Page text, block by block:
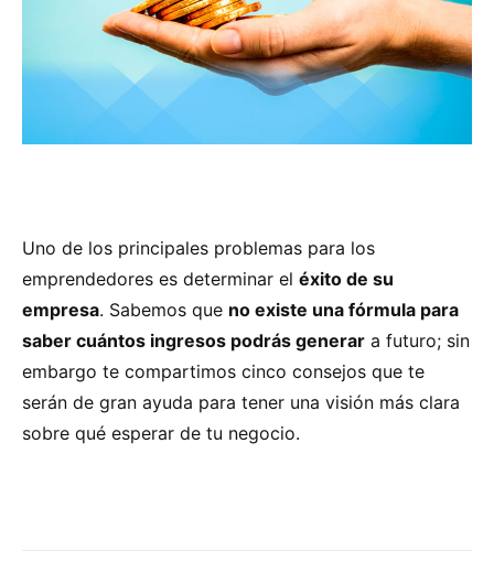
Uno de los principales problemas para los
emprendedores es determinar el éxito de su
empresa. Sabemos que no existe una fórmula para
saber cuántos ingresos podrás generar a futuro; sin
embargo te compartimos cinco consejos que te
serán de gran ayuda para tener una visión más clara
sobre qué esperar de tu negocio.